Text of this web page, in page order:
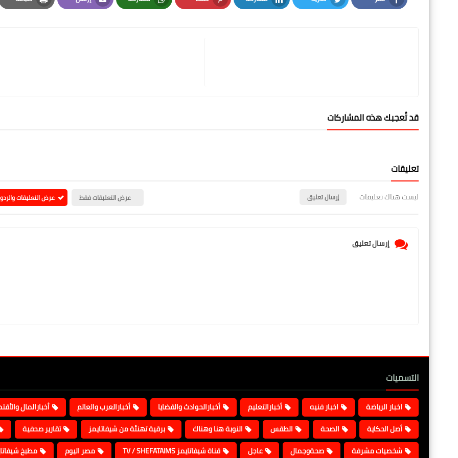
Facebook
Twitter
LinkedIn
Pinterest
Whatsapp
Email
Print
قد تُعجبك هذه المشاركات
تعليقات
ليست هناك تعليقات إرسال تعليق عرض التعليقات فقط عرض التعليقات
إرسال تعليق
التسميات
اخبار الرياضة اخبار فنيه أخبارالتعليم أخبارالحوادث والقضايا أخبارالعرب والعالم
أخبارالمال
أصل الحكاية
الصحة الطقس النوبة هنا وهناك برقية تهنئة من شيفاتايمز
تقارير صحفية
شخصيات مشرفة
صحةوجمال عاجل قناة شيفاتايمز TV / SHEFATAIMS مصر اليوم مطبخ